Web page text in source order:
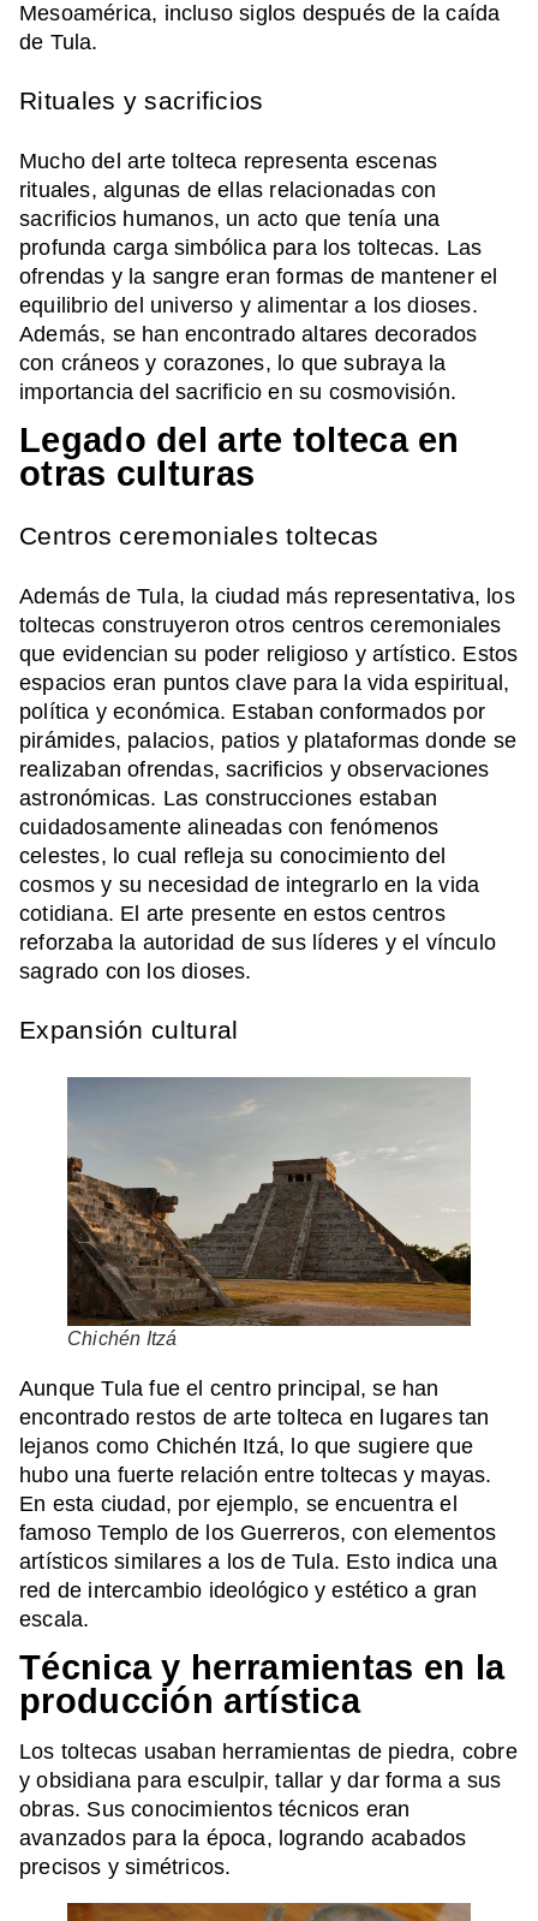
Mesoamérica, incluso siglos después de la caída
de Tula.
Rituales y sacrificios
Mucho del arte tolteca representa escenas
rituales, algunas de ellas relacionadas con
sacrificios humanos, un acto que tenía una
profunda carga simbólica para los toltecas. Las
ofrendas y la sangre eran formas de mantener el
equilibrio del universo y alimentar a los dioses.
Además, se han encontrado altares decorados
con cráneos y corazones, lo que subraya la
importancia del sacrificio en su cosmovisión.
Legado del arte tolteca en
otras culturas
Centros ceremoniales toltecas
Además de Tula, la ciudad más representativa, los
toltecas construyeron otros centros ceremoniales
que evidencian su poder religioso y artístico. Estos
espacios eran puntos clave para la vida espiritual,
política y económica. Estaban conformados por
pirámides, palacios, patios y plataformas donde se
realizaban ofrendas, sacrificios y observaciones
astronómicas. Las construcciones estaban
cuidadosamente alineadas con fenómenos
celestes, lo cual refleja su conocimiento del
cosmos y su necesidad de integrarlo en la vida
cotidiana. El arte presente en estos centros
reforzaba la autoridad de sus líderes y el vínculo
sagrado con los dioses.
Expansión cultural
Chichén Itzá
Aunque Tula fue el centro principal, se han
encontrado restos de arte tolteca en lugares tan
lejanos como Chichén Itzá, lo que sugiere que
hubo una fuerte relación entre toltecas y mayas.
En esta ciudad, por ejemplo, se encuentra el
famoso Templo de los Guerreros, con elementos
artísticos similares a los de Tula. Esto indica una
red de intercambio ideológico y estético a gran
escala.
Técnica y herramientas en la
producción artística
Los toltecas usaban herramientas de piedra, cobre
y obsidiana para esculpir, tallar y dar forma a sus
obras. Sus conocimientos técnicos eran
avanzados para la época, logrando acabados
precisos y simétricos.